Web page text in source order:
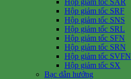
Hộp giảm tốc SRF
Hộp giảm tốc SNS
Hộp giảm tốc SRL
Hộp giảm tốc SFN
Hộp giảm tốc SRN
Hộp giảm tốc SVFN
Hộp giảm tốc SX
Bạc dẫn hướng